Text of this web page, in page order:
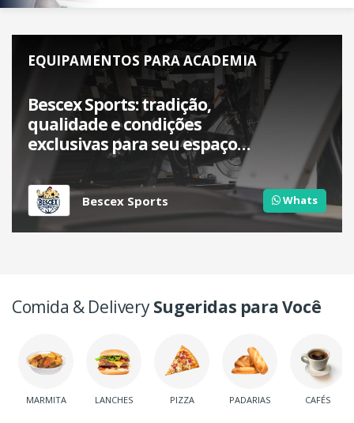
EQUIPAMENTOS PARA ACADEMIA
Bescex Sports: tradição,
qualidade e condições
exclusivas para seu espaço
Bescex Sports Whats
Comida & DeliverySugeridas para Você
MARMITA LANCHES PIZZA PADARIAS CAFÉS